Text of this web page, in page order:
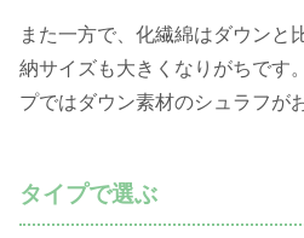
また一方で、化繊綿はダウンと
納サイズも大きくなりがちです
プではダウン素材のシュラフが
タイプで選ぶ